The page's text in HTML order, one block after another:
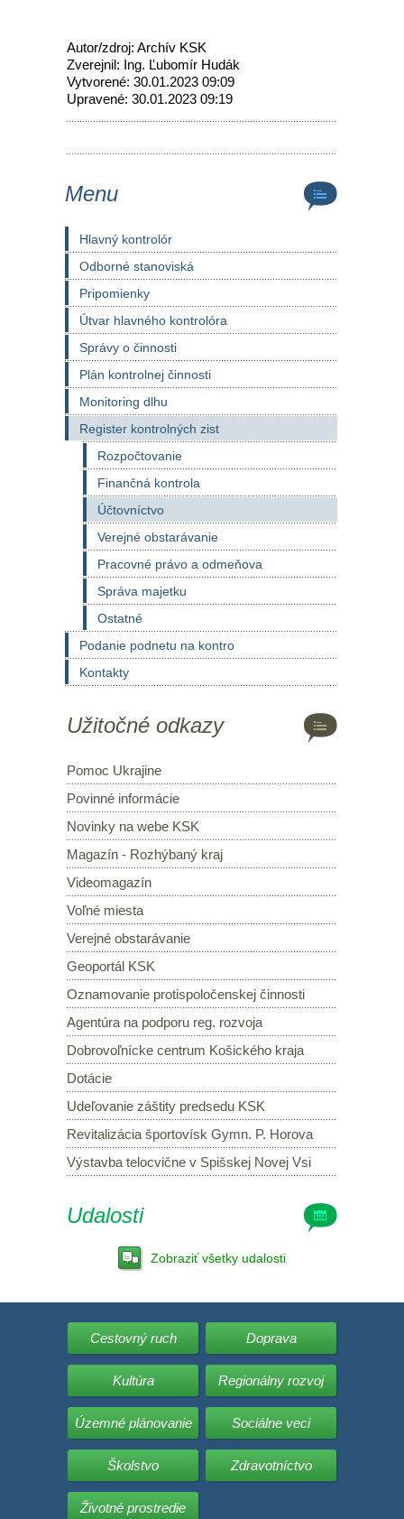
Autor/zdroj: Archív KSK
Zverejnil: Ing. Ľubomír Hudák
Vytvorené: 30.01.2023 09:09
Upravené: 30.01.2023 09:19
Menu
Hlavný kontrolór
Odborné stanoviská
Pripomienky
Útvar hlavného kontrolóra
Správy o činnosti
Plán kontrolnej činnosti
Monitoring dlhu
Register kontrolných zist
Rozpočtovanie
Finančná kontrola
Účtovníctvo
Verejné obstarávanie
Pracovné právo a odmeňova
Správa majetku
Ostatné
Podanie podnetu na kontro
Kontakty
Užitočné odkazy
Pomoc Ukrajine
Povinné informácie
Novinky na webe KSK
Magazín - Rozhýbaný kraj
Videomagazín
Voľné miesta
Verejné obstarávanie
Geoportál KSK
Oznamovanie protispoločenskej činnosti
Agentúra na podporu reg. rozvoja
Dobrovoľnícke centrum Košického kraja
Dotácie
Udeľovanie záštity predsedu KSK
Revitalizácia športovísk Gymn. P. Horova
Výstavba telocvične v Spišskej Novej Vsi
Udalosti
Zobraziť všetky udalosti
Cestovný ruch Doprava
Kultúra Regionálny rozvoj
Územné plánovanie Sociálne veci
Školstvo Zdravotníctvo
Životné prostredie